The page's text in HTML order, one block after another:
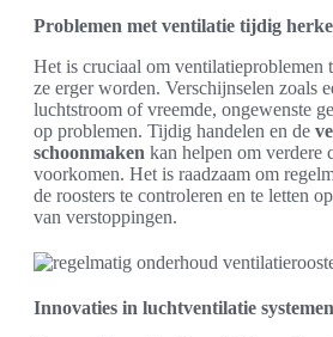
Problemen met ventilatie tijdig
Het is cruciaal om ventilatieproblemen
ze erger worden. Verschijnselen zoals
luchtstroom of vreemde, ongewenste
op problemen. Tijdig handelen en de
schoonmaken kan helpen om verdere
voorkomen. Het is raadzaam om
de roosters te controleren en te letten
van verstoppingen.
Innovaties in luchtventilatie systemen